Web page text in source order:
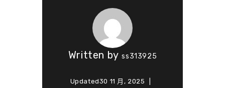
Written byss313925
Updated30 11 月, 2025